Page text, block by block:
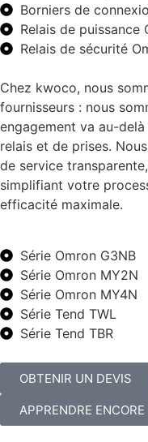
Borniers de
Relais de puissance
Relais de sécurité
Chez kwoco, nous
fournisseurs : nous
engagement va au-
relais et de prises.
de service
simplifiant votre
efficacité maximale.
Série Omron G3NB
Série Omron MY2N
Série Omron MY4N
Série Tend TWL
Série Tend TBR
OBTENIR UN DEVIS
APPRENDRE